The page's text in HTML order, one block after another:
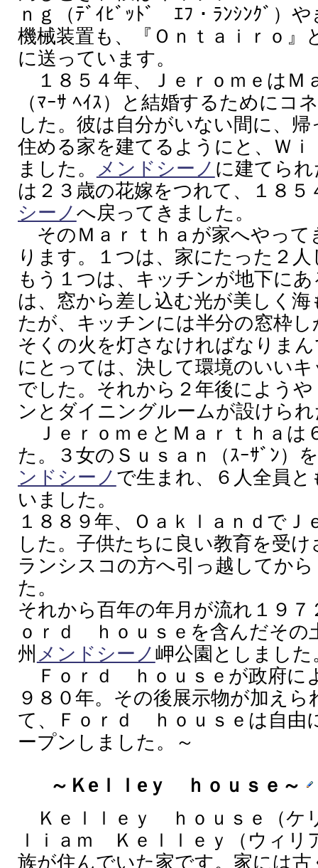
ｎｇ（ﾃﾞｲﾋﾞｯﾄﾞ ｴﾌ・ﾗﾝｼﾝｸﾞ）
機械装置も、『Ｏｎｔａｉｒｏ』
に送っています。
１８５４年、Ｊｅｒｏｍｅは
（ﾏｰｻ ﾍｲｽ）と結婚するためにコ
した。彼は自分がいない間に、
住める家を建てるようにと、Ｗ
ました。
メンドシーノ に建てら
は２３歳の花嫁をつれて、１８５
シーノ へ戻ってきました。
そのＭａｒｔｈａが家へやって
ります。１つは、家にたった２
もう１つは、キッチンが地下に
は、窓から差し込む光が美しく
たが、キッチンには半分の窓枠
そくの火を灯さなければなりま
にとっては、決して環境のいい
でした。それから２年後によう
ンとダイニングルームが設けら
ＪｅｒｏｍｅとＭａｒｔｈａは
た。３女のＳｕｓａｎ（ｽｰｻﾞﾝ）
ンドシーノ で生まれ、６人全員と
いました。
１８８９年、Ｏａｋｌａｎｄで
した。子供たちに良い教育を受
ランシスコの方へ引っ越してか
た。
それから百年の年月が流れ１９
ｏｒｄ ｈｏｕｓｅを含んだその
州 メンドシーノ 岬公園としました
Ｆｏｒｄ ｈｏｕｓｅが政府に
９８０年。その後展示物が加え
て、Ｆｏｒｄ ｈｏｕｓｅは自由
ープンしました。～
～Ｋeｌｌeｙ ｈｏｕｓｅ～
Ｋｅｌｌｅｙ ｈｏｕｓｅ（ケ
ｌｉａｍ Ｋｅｌｌｅｙ（ウィ
族が住んでいた家です。家には